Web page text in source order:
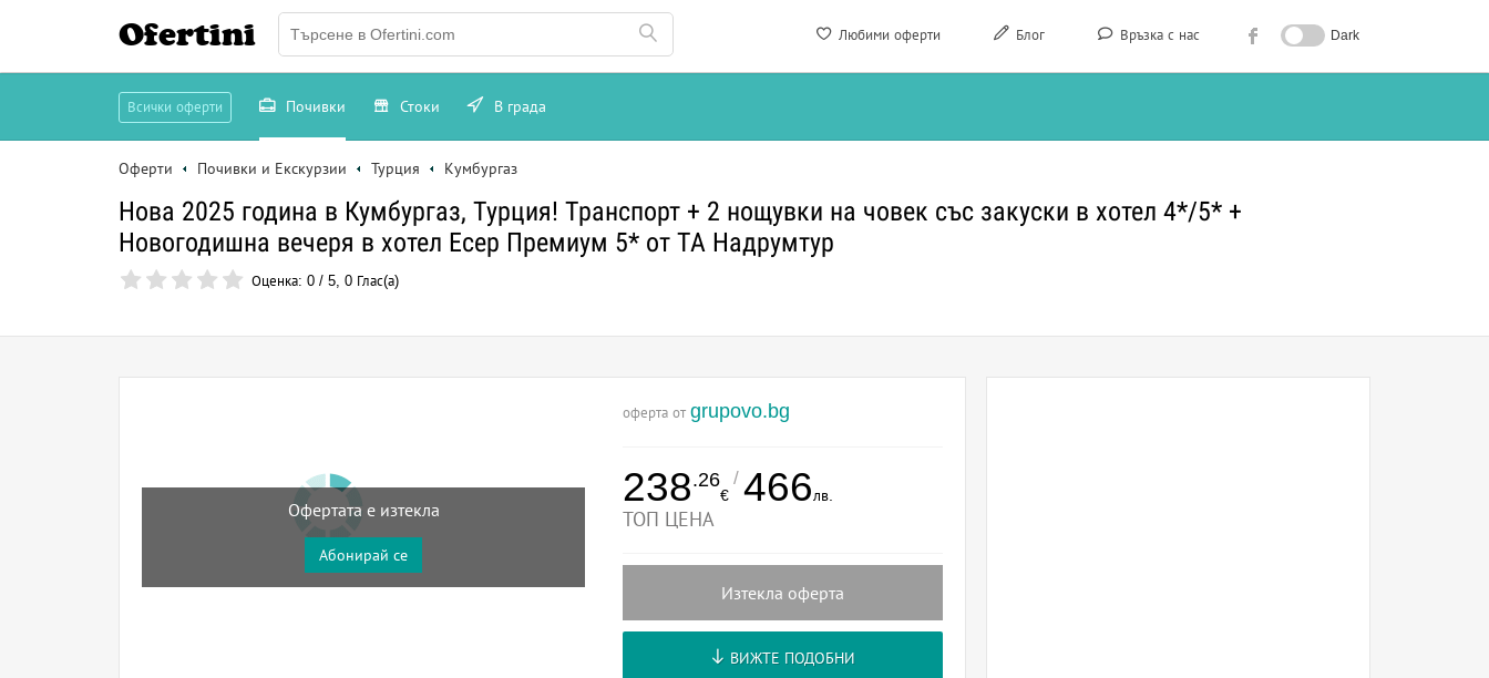
Любими оферти Блог Връзка с нас Dark
Ofertini
Всички оферти Почивки Стоки В града
Оферти Почивки и Екскурзии Турция Кумбургаз
Нова 2025 година в Кумбургаз, Турция! Транспорт + 2 нощувки на човек със закуски в хотел 4*/5* +
Новогодишна вечеря в хотел Есер Премиум 5* от ТА Надрумтур
Оценка: 0 / 5, 0 Глас(а)
Офертата е изтекла
Абонирай се
оферта от grupovo.bg
238.26
€
/ 466лв.
ТОП ЦЕНА
Изтекла оферта
ВИЖТЕ ПОДОБНИ